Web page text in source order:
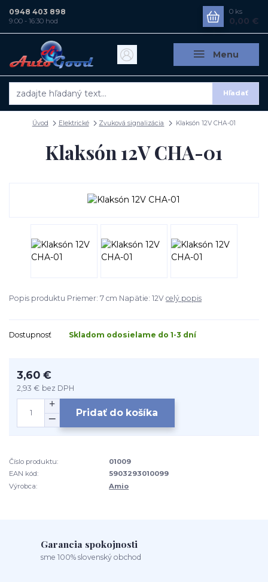
Menu
Hľadať
0948 403 898
9:00 - 16:30 hod
0 ks
0,00 €
Úvod Elektrické Zvuková signalizácia Klaksón 12V CHA-01
Klaksón 12V CHA-01
Popis produktu Priemer: 7 cm Napätie: 12V celý popis
Dostupnosť Skladom odosielame do 1-3 dní
3,60 €
2,93 € bez DPH
Pridať do košíka
Číslo produktu:
01009
EAN kód:
5903293010099
Výrobca:
Amio
Garancia spokojnosti
sme 100% slovenský obchod